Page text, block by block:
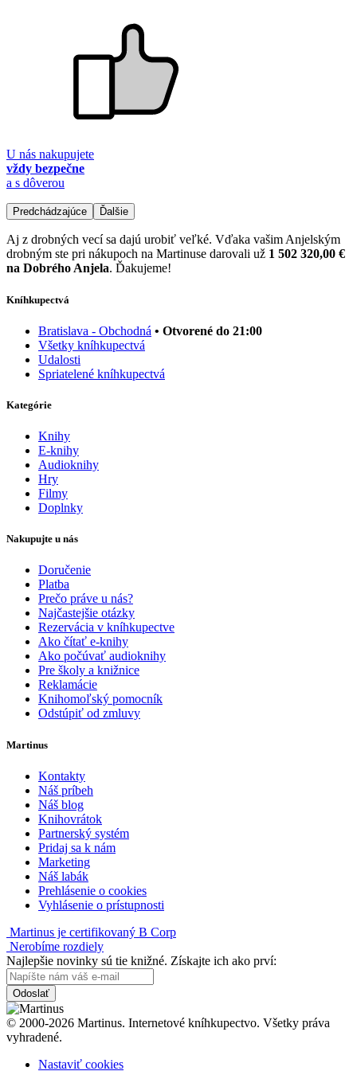
U nás nakupujete
vždy bezpečne
a s dôverou
Predchádzajúce Ďalšie
Aj z drobných vecí sa dajú urobiť veľké. Vďaka vašim Anjelským
drobným ste pri nákupoch na Martinuse darovali už 1 502 320,00 €
na Dobrého Anjela. Ďakujeme!
Kníhkupectvá
Bratislava - Obchodná • Otvorené do 21:00
Všetky kníhkupectvá
Udalosti
Spriatelené kníhkupectvá
Kategórie
Knihy
E-knihy
Audioknihy
Hry
Filmy
Doplnky
Nakupujte u nás
Doručenie
Platba
Prečo práve u nás?
Najčastejšie otázky
Rezervácia v kníhkupectve
Ako čítať e-knihy
Ako počúvať audioknihy
Pre školy a knižnice
Reklamácie
Knihomoľský pomocník
Odstúpiť od zmluvy
Martinus
Kontakty
Náš príbeh
Náš blog
Knihovrátok
Partnerský systém
Pridaj sa k nám
Marketing
Náš labák
Prehlásenie o cookies
Vyhlásenie o prístupnosti
Martinus je certifikovaný B Corp
Nerobíme rozdiely
Najlepšie novinky sú tie knižné. Získajte ich ako prví:
Odoslať
© 2000-2026 Martinus. Internetové kníhkupectvo. Všetky práva
vyhradené.
Nastaviť cookies